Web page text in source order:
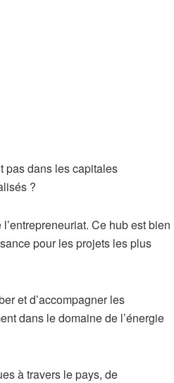
pas dans les capitales
?
Ce hub est bien
pour les projets les plus
et d’accompagner les
dans le domaine de l’énergie
à travers le pays, de